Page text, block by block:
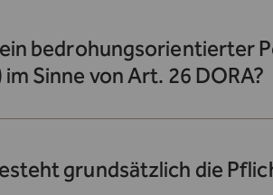
bedrohungsorientierter
im Sinne von Art. 26 DORA?
grundsätzlich die